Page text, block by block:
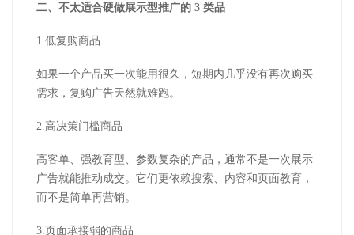
二、不太适合硬做展示型推广的 3 类品
1. 低复购商品
如果一个产品买一次能用很久，短期内几乎没有再次购买
需求，复购广告天然就难跑。
2. 高决策门槛商品
高客单、强教育型、参数复杂的产品，通常不是一次展示
广告就能推动成交。它们更依赖搜索、内容和页面教育，
而不是简单再营销。
3. 页面承接弱的商品